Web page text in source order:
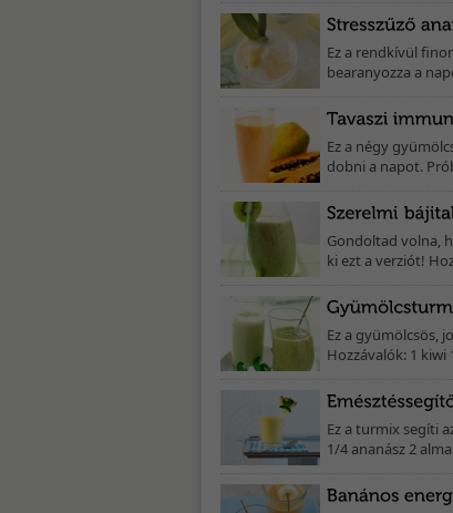
Ez a rendkívül
bearanyozza a
Ez a négy
dobni a napot.
Gondoltad volna,
ki ezt a verziót!
Ez a gyümölcsös,
Hozzávalók: 1
Ez a turmix segíti
1/4 ananász 2